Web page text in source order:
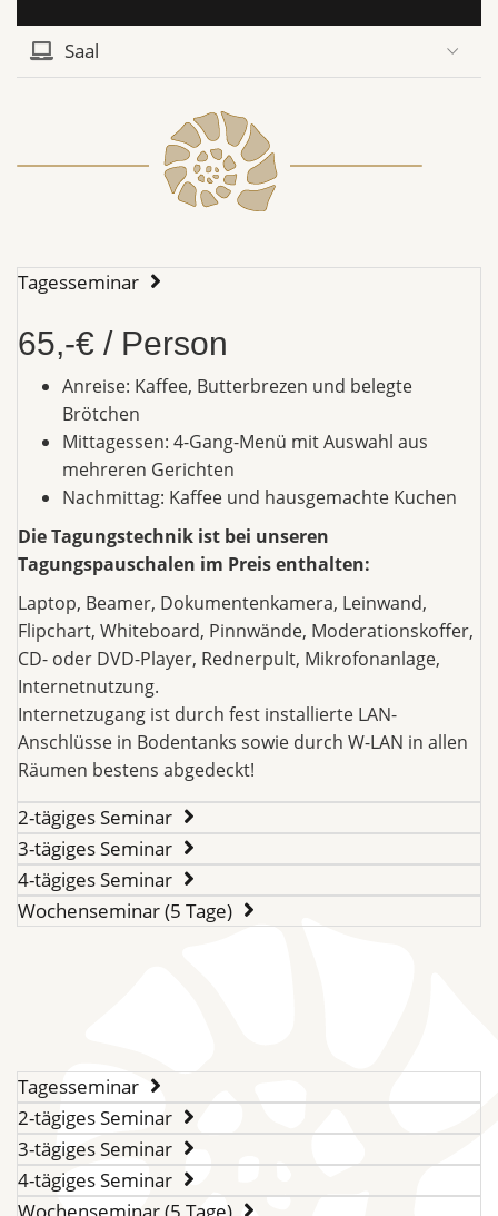
Saal
Tagesseminar
65,-€ / Person
Anreise: Kaffee, Butterbrezen und belegte
Brötchen
Mittagessen: 4-Gang-Menü mit Auswahl aus
mehreren Gerichten
Nachmittag: Kaffee und hausgemachte Kuchen
Die Tagungstechnik ist bei unseren
Tagungspauschalen im Preis enthalten:
Laptop, Beamer, Dokumentenkamera, Leinwand,
Flipchart, Whiteboard, Pinnwände, Moderationskoffer,
CD- oder DVD-Player, Rednerpult, Mikrofonanlage,
Internetnutzung.
Internetzugang ist durch fest installierte LAN-
Anschlüsse in Bodentanks sowie durch W-LAN in allen
Räumen bestens abgedeckt!
2-tägiges Seminar
3-tägiges Seminar
4-tägiges Seminar
Wochenseminar (5 Tage)
Tagesseminar
2-tägiges Seminar
3-tägiges Seminar
4-tägiges Seminar